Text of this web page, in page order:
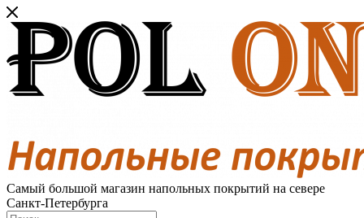
Самый большой магазин напольных покрытий на севере
Санкт-Петербурга